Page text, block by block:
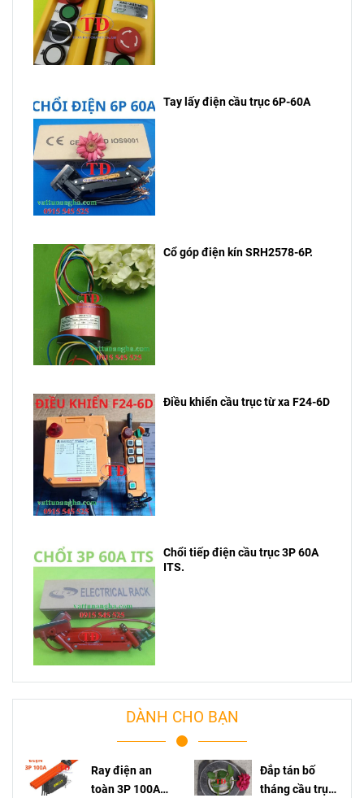
Tay lấy điện cầu trục 6P-60A
Cổ góp điện kín SRH2578-6P.
Điều khiển cầu trục từ xa F24-6D
Chổi tiếp điện cầu trục 3P 60A
ITS.
DÀNH CHO BẠN
Ray điện an
toàn 3P 100A
Đắp tán bố
tháng cầu trục